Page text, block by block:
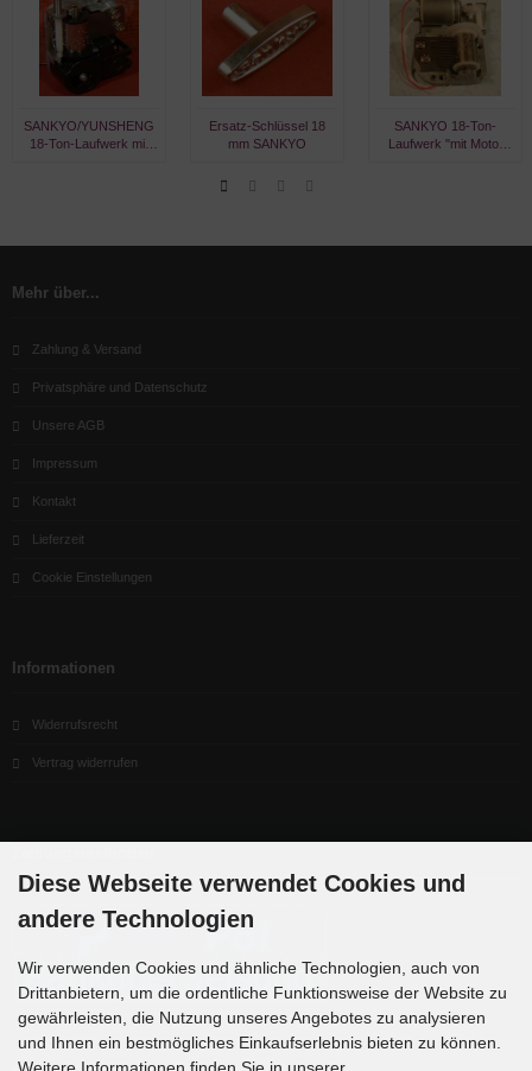
SANKYO/YUNSHENG
18-Ton-Laufwerk mit
Ersatz-Schlüssel 18
mm SANKYO
SANKYO 18-Ton-
Laufwerk "mit Motor
Mehr über...
Zahlung & Versand
Privatsphäre und Datenschutz
Unsere AGB
Impressum
Kontakt
Lieferzeit
Cookie Einstellungen
Informationen
Widerrufsrecht
Vertrag widerrufen
Diese Webseite verwendet Cookies und
andere Technologien
Wir verwenden Cookies und ähnliche Technologien, auch von
Drittanbietern, um die ordentliche Funktionsweise der Website zu
gewährleisten, die Nutzung unseres Angebotes zu analysieren
und Ihnen ein bestmögliches Einkaufserlebnis bieten zu können.